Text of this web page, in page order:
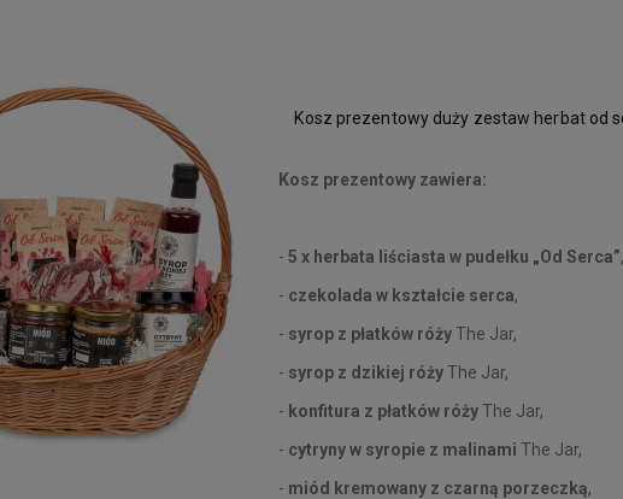
Kosz prezentowy duży zestaw herbat od
Kosz prezentowy zawiera:
-5 x herbata liściasta w pudełku „Od Serca”,
- czekolada w kształcie serca,
- syrop z płatków różyThe Jar,
- syrop z dzikiej różyThe Jar,
- konfitura z płatków różyThe Jar,
- cytryny w syropie z malinami The Jar,
- miód kremowany z czarną porzeczką,